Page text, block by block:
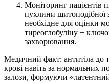
Моніторинг пацієнтів
пухлини щитоподібної
необхідне для оцінки
тиреоглобуліну −
захворювання.
Медичний факт: антитіла до
крові навіть за нормальних
залози, формуючи